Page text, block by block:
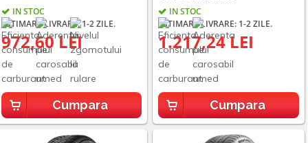
IN STOC
ESTIMARE LIVRARE: 1-2 ZILE.
972,60 LEI
Cumpara
IN STOC
ESTIMARE LIVRARE: 1-2 ZILE.
1.217,24 LEI
Cumpara